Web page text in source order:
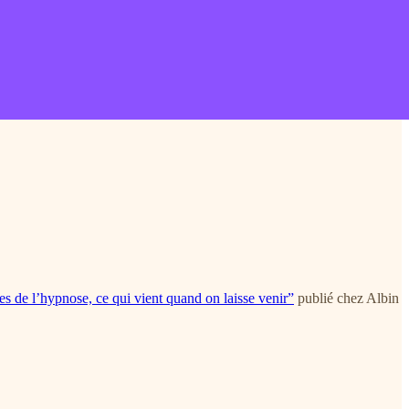
de l’hypnose, ce qui vient quand on laisse venir” publié chez Albin